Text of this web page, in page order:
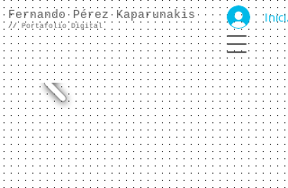
Fernando Pérez Kaparunakis
// Portafolio Digital